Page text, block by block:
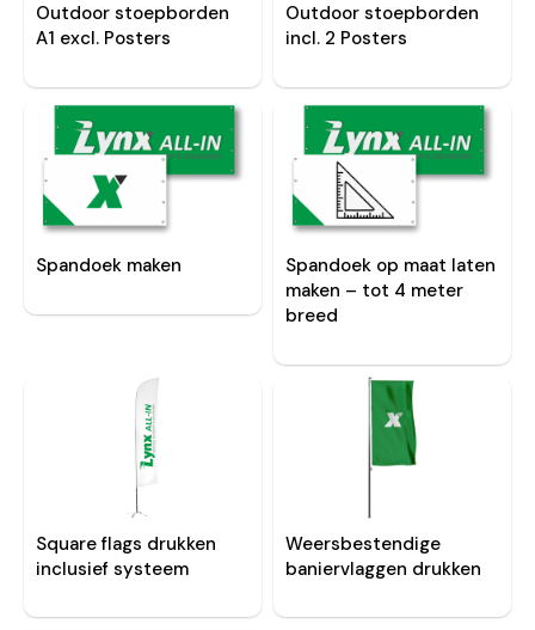
Outdoor stoepborden
A1 excl. Posters
Outdoor stoepborden
incl. 2 Posters
Spandoek maken
Spandoek op maat laten
maken – tot 4 meter
breed
Square flags drukken
inclusief systeem
Weersbestendige
baniervlaggen drukken